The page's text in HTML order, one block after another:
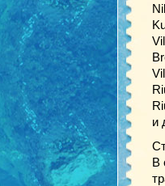
и
В